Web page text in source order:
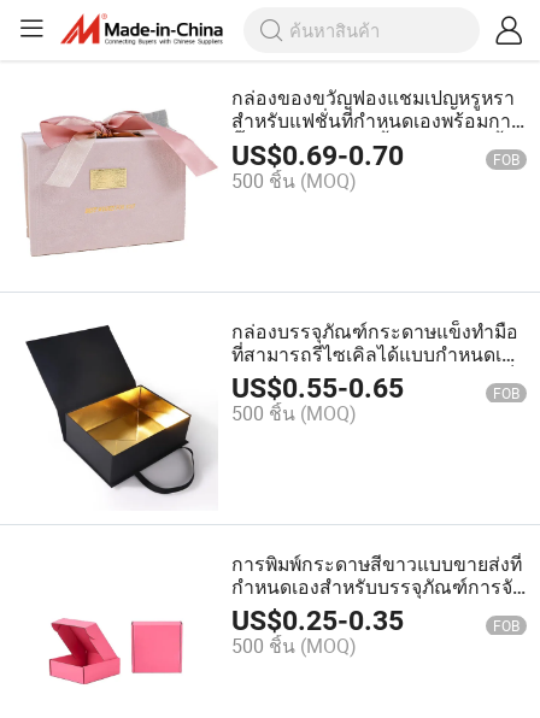
กล่องของขวัญฟองแชมเปญหรูหรา
สำหรับแฟชั่นที่กำหนดเองพร้อมการ
ปั๊มฟอยล์แบบร้อนทั้งกล่องและหูหิ้ว
ริบบิ้นสำหรับบรรจุภัณฑ์ของขวัญใน
งานแต่งงานและวันหยุด
US$0.69-0.70 FOB
500 ชิ้น (MOQ)
กล่องบรรจุภัณฑ์กระดาษแข็งทำมือ
ที่สามารถรีไซเคิลได้แบบกำหนดเอง
กล่องบรรจุของขวัญแบบมีฝาปิดแข็ง
US$0.55-0.65 FOB
500 ชิ้น (MOQ)
การพิมพ์กระดาษสีขาวแบบขายส่งที่
กำหนดเองสำหรับบรรจุภัณฑ์การจัด
ส่งผลิตภัณฑ์กล่องพัสดุ
US$0.25-0.35 FOB
500 ชิ้น (MOQ)